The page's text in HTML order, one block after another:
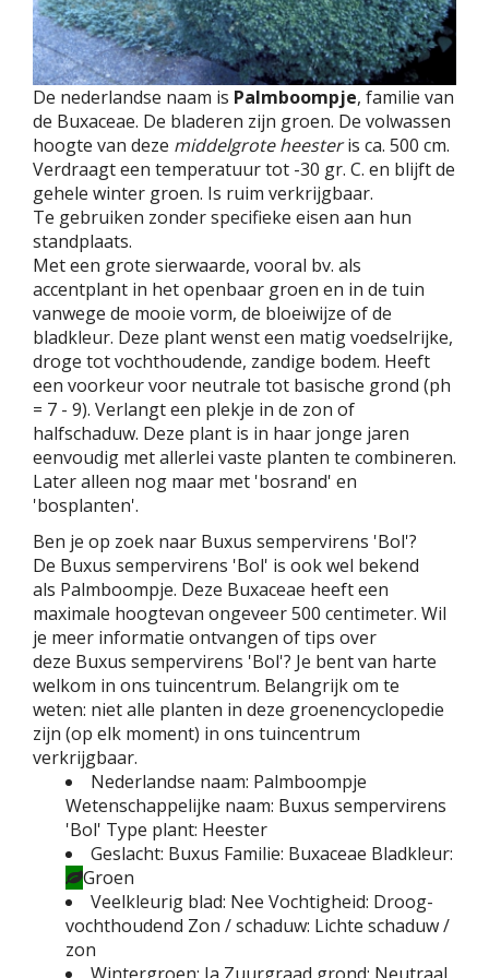
De nederlandse naam is Palmboompje, familie van
de Buxaceae. De bladeren zijn groen. De volwassen
hoogte van deze middelgrote heesteris ca. 500 cm.
Verdraagt een temperatuur tot -30 gr. C. en blijft de
gehele winter groen. Is ruim verkrijgbaar.
Te gebruiken zonder specifieke eisen aan hun
standplaats.
Met een grote sierwaarde, vooral bv. als
accentplant in het openbaar groen en in de tuin
vanwege de mooie vorm, de bloeiwijze of de
bladkleur. Deze plant wenst een matig voedselrijke,
droge tot vochthoudende, zandige bodem. Heeft
een voorkeur voor neutrale tot basische grond (ph
= 7 - 9). Verlangt een plekje in de zon of
halfschaduw. Deze plant is in haar jonge jaren
eenvoudig met allerlei vaste planten te combineren.
Later alleen nog maar met 'bosrand' en
'bosplanten'.
Ben je op zoek naar Buxus sempervirens 'Bol'?
De Buxus sempervirens 'Bol' is ook wel bekend
als Palmboompje. Deze Buxaceae heeft een
maximale hoogtevan ongeveer 500 centimeter. Wil
je meer informatie ontvangen of tips over
deze Buxus sempervirens 'Bol'? Je bent van harte
welkom in ons tuincentrum. Belangrijk om te
weten: niet alle planten in deze groenencyclopedie
zijn (op elk moment) in ons tuincentrum
verkrijgbaar.
Nederlandse naam: Palmboompje
Wetenschappelijke naam: Buxus sempervirens
'Bol' Type plant: Heester
Geslacht: Buxus Familie: Buxaceae Bladkleur:
Groen
Veelkleurig blad: Nee Vochtigheid: Droog-
vochthoudend Zon / schaduw: Lichte schaduw /
zon